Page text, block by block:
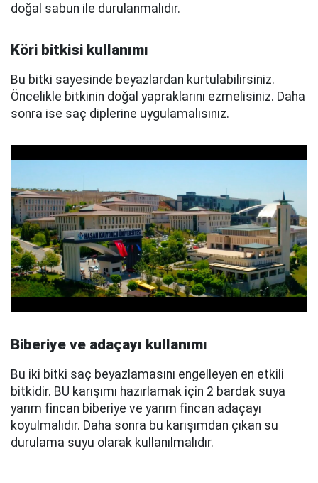
doğal sabun ile durulanmalıdır.
Köri bitkisi kullanımı
Bu bitki sayesinde beyazlardan kurtulabilirsiniz.
Öncelikle bitkinin doğal yapraklarını ezmelisiniz. Daha
sonra ise saç diplerine uygulamalısınız.
Biberiye ve adaçayı kullanımı
Bu iki bitki saç beyazlamasını engelleyen en etkili
bitkidir. BU karışımı hazırlamak için 2 bardak suya
yarım fincan biberiye ve yarım fincan adaçayı
koyulmalıdır. Daha sonra bu karışımdan çıkan su
durulama suyu olarak kullanılmalıdır.